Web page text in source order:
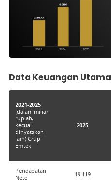
Data Keuangan Utama
2021-2025
(dalam miliar
rupiah,
kecuali
dinyatakan
lain) Grup
Emtek
2025
Pendapatan
Neto
19.119